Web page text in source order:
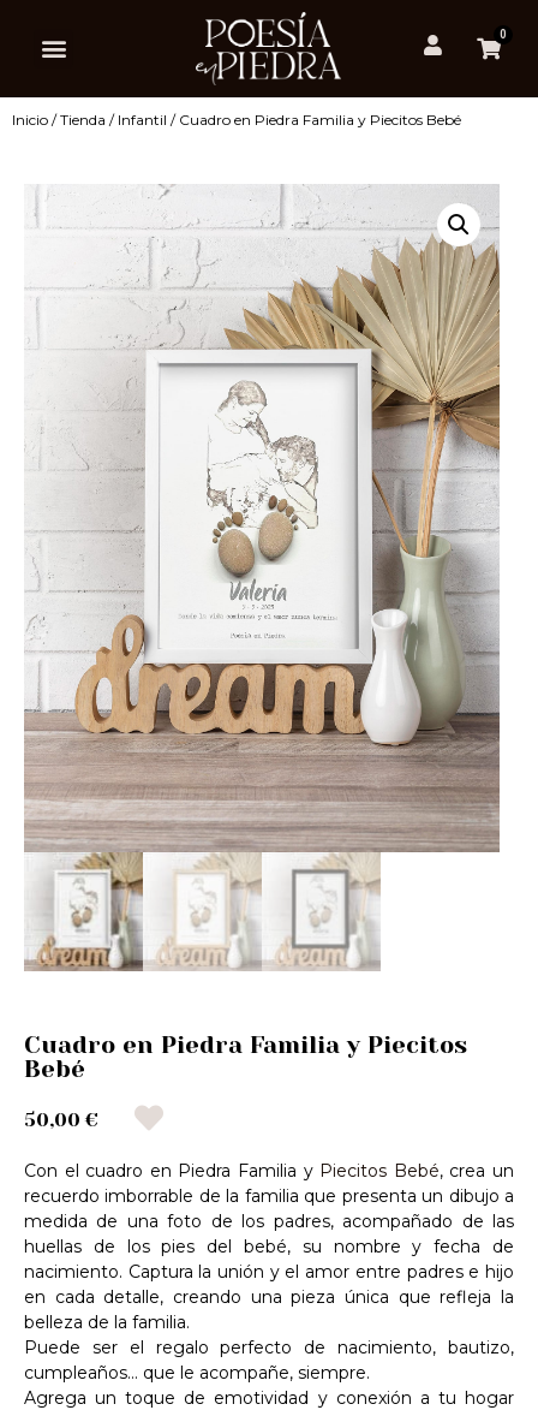
0
Inicio /Tienda / Infantil / Cuadro en Piedra Familia y Piecitos Bebé
Cuadro en Piedra Familia y Piecitos
Bebé
50,00 €
Con el cuadro en Piedra Familia y Piecitos Bebé, crea un
recuerdo imborrable de la familia que presenta un dibujo a
medida de una foto de los padres, acompañado de las
huellas de los pies del bebé, su nombre y fecha de
nacimiento. Captura la unión y el amor entre padres e hijo
en cada detalle, creando una pieza única que refleja la
belleza de la familia.
Puede ser el regalo perfecto de nacimiento, bautizo,
cumpleaños… que le acompañe, siempre.
Agrega un toque de emotividad y conexión a tu hogar